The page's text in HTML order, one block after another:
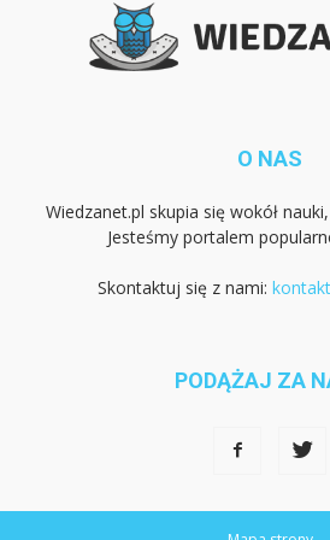
O NAS
Wiedzanet.pl skupia się wokół
Jesteśmy portalem
Skontaktuj się z nami:
PODĄŻAJ ZA